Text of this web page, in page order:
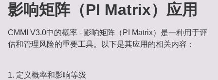
影响矩阵（PI Matrix）应用‌
CMMI V3.0中的概率 - 影响矩阵（PI Matrix）是一种用于评
估和管理风险的重要工具。以下是其应用的相关内容：
1. 定义概率和影响等级